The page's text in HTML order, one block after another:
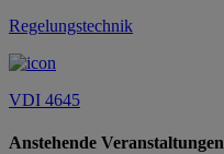
Regelungstechnik
VDI 4645
Anstehende Veranstaltungen